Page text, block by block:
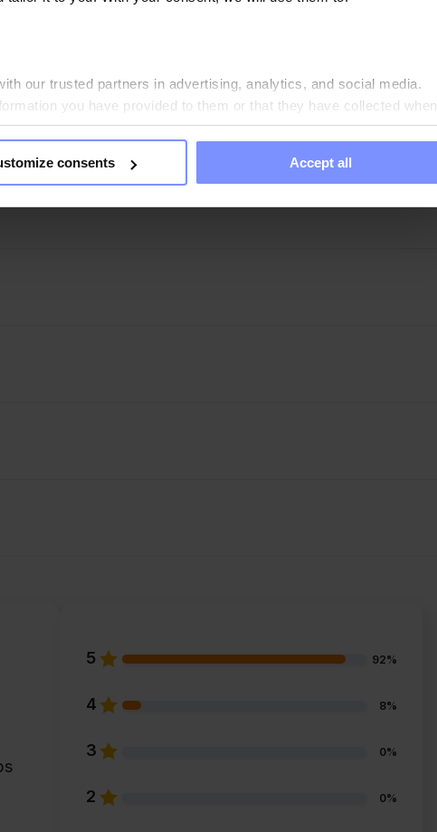
our trusted partners in advertising, analytics, and social media.
you have provided to them or that they have collected when
consents Accept all
optimal des vaisseaux sanguins, des os, du cartilage et
substance contribue également au maintien d'un métabolisme
nerveux. La vitamine C contribue également à réduire les
à maintenir des fonctions psychologiques normales et à protéger
5 92%
4 8%
3 0%
2 0%